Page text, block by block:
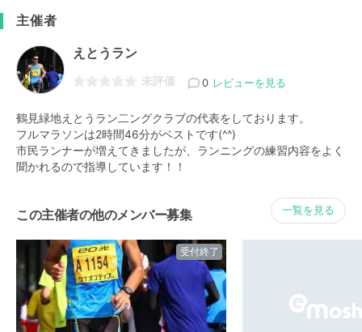
主催者
えとうラン
未評価 0 レビューを見る
鶴見緑地えとうラン二ングクラブの代表をしております。
フルマラソンは2時間46分がベストです(^^)
市民ランナーが増えてきましたが、ランニングの練習内容をよく
聞かれるので指導しています！！
この主催者の他のメンバー募集 一覧を見る
受付終了